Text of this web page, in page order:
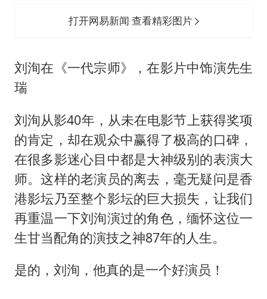
打开网易新闻 查看精彩图片
刘洵在《一代宗师》，在影片中饰演先生
瑞
刘洵从影40年，从未在电影节上获得奖项
的肯定，却在观众中赢得了极高的口碑，
在很多影迷心目中都是大神级别的表演大
师。这样的老演员的离去，毫无疑问是香
港影坛乃至整个影坛的巨大损失，让我们
再重温一下刘洵演过的角色，缅怀这位一
生甘当配角的演技之神87年的人生。
是的，刘洵，他真的是一个好演员！